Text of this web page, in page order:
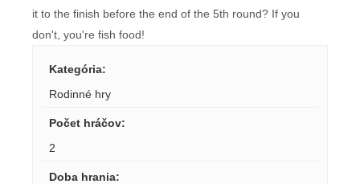
it to the finish before the end of the 5th round? If you
don't, you're fish food!
Kategória:
Rodinné hry
Počet hráčov:
2
Doba hrania: